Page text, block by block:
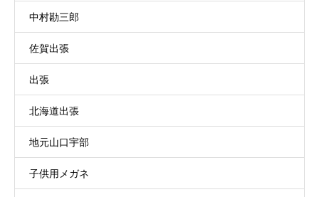
中村勘三郎
佐賀出張
出張
北海道出張
地元山口宇部
子供用メガネ